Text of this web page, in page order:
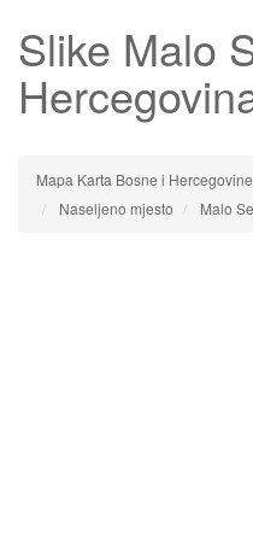
Slike Malo
Mapa Karta Bosne i
Naseljeno mjesto
Malo